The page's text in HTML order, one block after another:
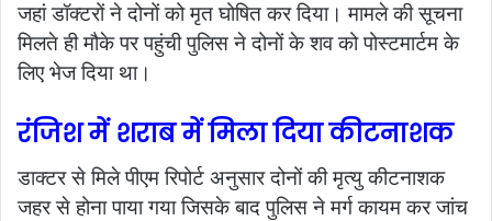
जहां डॉक्टरों ने दोनों को मृत घोषित कर दिया। मामले की सूचना
मिलते ही मौके पर पहुंची पुलिस ने दोनों के शव को पोस्टमार्टम के
लिए भेज दिया था।
रंजिश में शराब में मिला दिया कीटनाशक
डाक्टर से मिले पीएम रिपोर्ट अनुसार दोनों की मृत्यु कीटनाशक
जहर से होना पाया गया जिसके बाद पुलिस ने मर्ग कायम कर जांच